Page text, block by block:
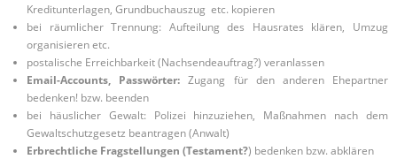
Kreditunterlagen, Grundbuchauszug etc. kopieren
bei räumlicher Trennung: Aufteilung des Hausrates klären, Umzug
organisieren etc.
postalische Erreichbarkeit (Nachsendeauftrag?) veranlassen
Email-Accounts, Passwörter: Zugang für den anderen Ehepartner
bedenken! bzw. beenden
bei häuslicher Gewalt: Polizei hinzuziehen, Maßnahmen nach dem
Gewaltschutzgesetz beantragen (Anwalt)
Erbrechtliche Fragstellungen (Testament?) bedenken bzw. abklären